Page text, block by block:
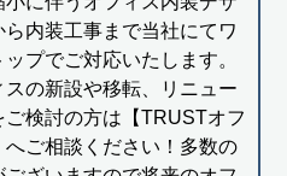
ら内装工事まで当社にてワ
ップでご対応いたします。
スの新設や移転、リニュー
ご検討の方は【TRUSTオフ
へご相談ください！多数の